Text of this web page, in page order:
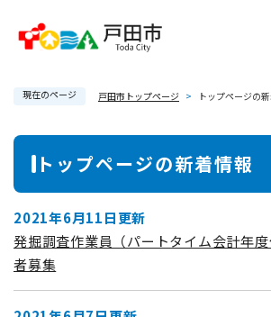
現在のページ 戸田市トップページ > トップページの
本
トップページの新着情報
2021年6月11日更新
発掘調査作業員（パートタイム会計年
者募集